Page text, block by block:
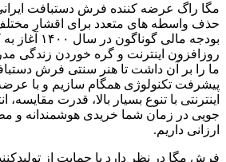
مگا راگ عرضه کننده فرش دستبافت
حذف واسطه های متعدد برای اقشار
بودجه مالی گوناگون در سال
آغاز
روزافزون اینترنت و گره خوردن زندگی
ما را بر آن داشت تا هنر سنتی فرش
پیشرفت تکنولوژی همگام سازیم و با
اینترنتی با تنوع بسیار بالا، قدرت
جویی در زمان شما خریدی هوشمندانه و
ارزانی داریم.
فرش مگا در نظر دارد با حمایت از